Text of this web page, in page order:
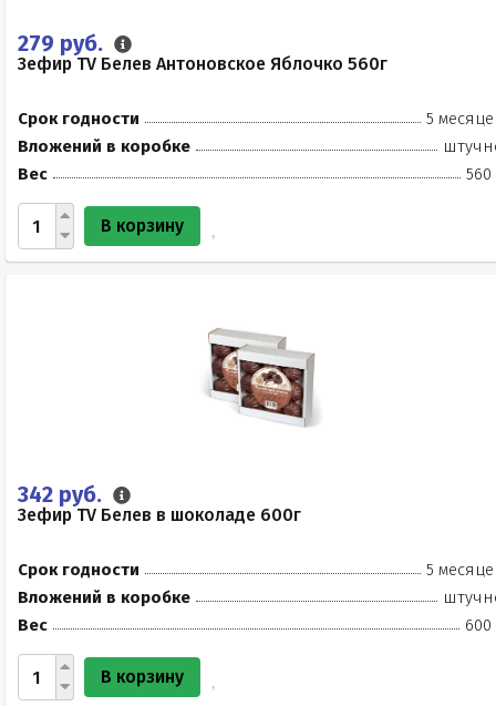
279 руб.
Зефир TV Белев Антоновское Яблочко 560г
Срок годности
5
Вложений в коробке
Вес
560
В корзину
342 руб.
Зефир TV Белев в шоколаде 600г
Срок годности
5
Вложений в коробке
Вес
600
В корзину